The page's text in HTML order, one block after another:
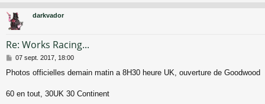
darkvador
Re: Works Racing...
M
s
a
07 sept. 2017, 18:00
Photos officielles demain matin a 8H30 heure UK, ouverture de Goodwood
60 en tout, 30UK 30 Continent